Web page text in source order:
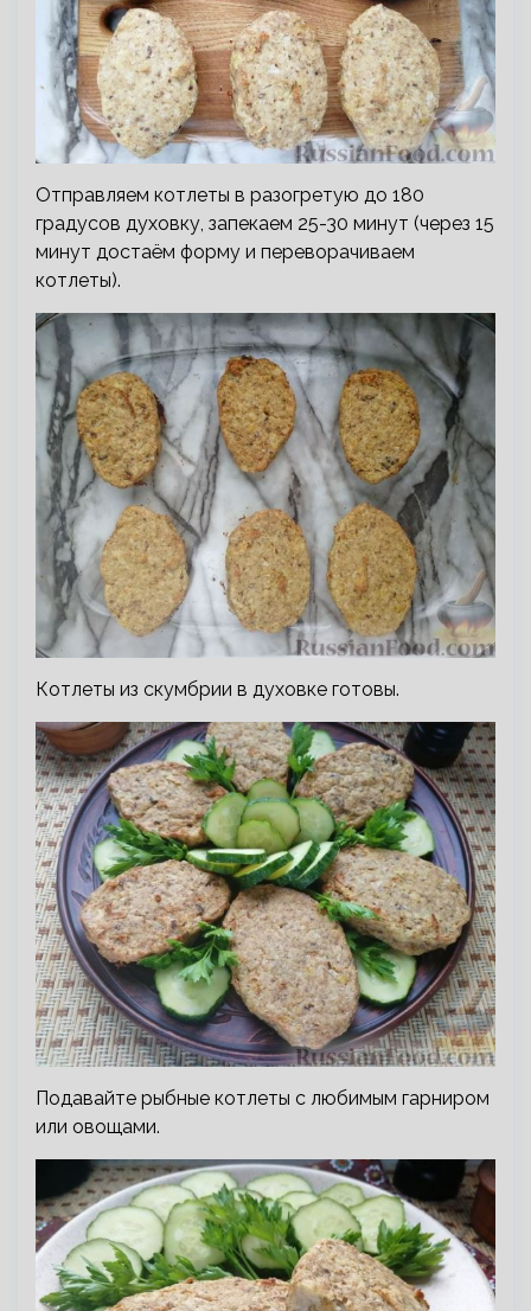
Отправляем котлеты в разогретую до 180
градусов духовку, запекаем 25-30 минут (через 15
минут достаём форму и переворачиваем
котлеты).
Котлеты из скумбрии в духовке готовы.
Подавайте рыбные котлеты с любимым гарниром
или овощами.